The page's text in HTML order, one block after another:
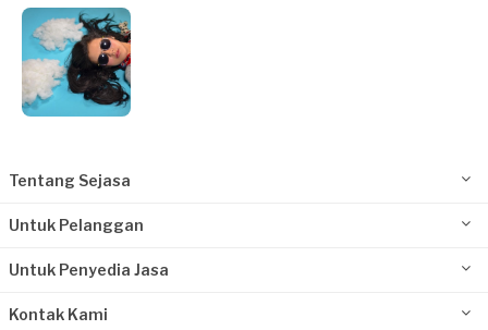
Tentang Sejasa
Untuk Pelanggan
Untuk Penyedia Jasa
Kontak Kami